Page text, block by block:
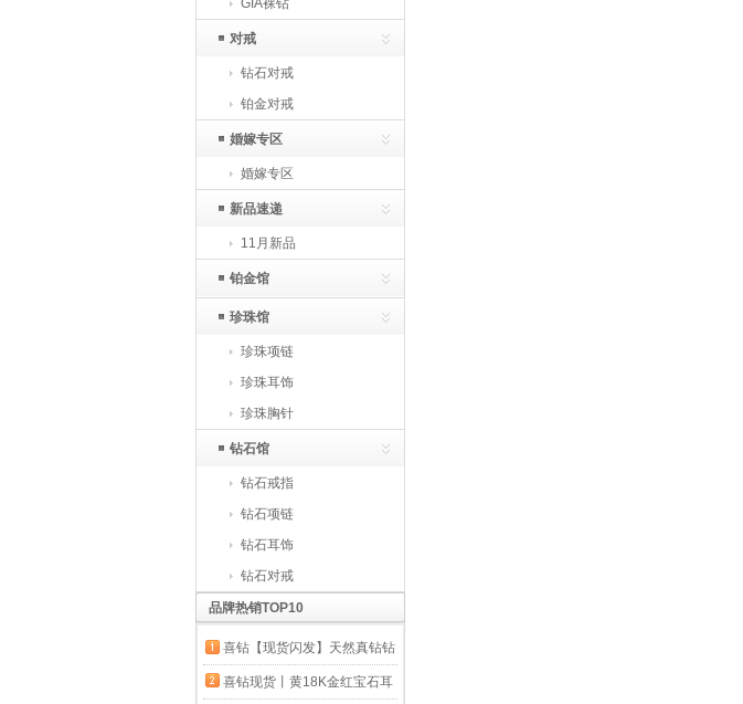
GIA裸钻
对戒
钻石对戒
铂金对戒
婚嫁专区
婚嫁专区
新品速递
11月新品
铂金馆
珍珠馆
珍珠项链
珍珠耳饰
珍珠胸针
钻石馆
钻石戒指
钻石项链
钻石耳饰
钻石对戒
品牌热销TOP10
喜钻【现货闪发】天然真钻钻
石耳钉女 经典六爪耳饰送女
喜钻现货丨黄18K金红宝石耳